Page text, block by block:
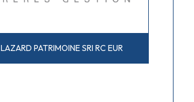
LAZARD PATRIMOINE SRI RC EUR